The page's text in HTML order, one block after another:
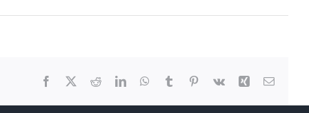
Facebook RedditLinkedInWhatsApp
Tumblr Pinterest
Vk Xing Email